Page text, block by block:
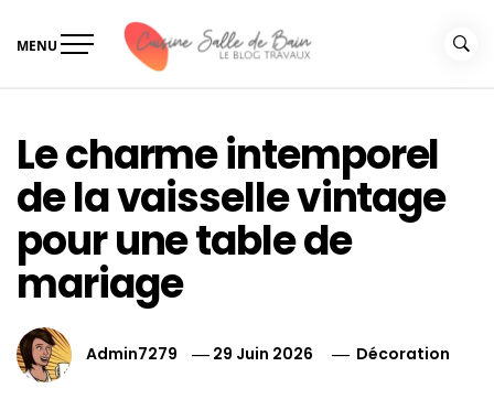
MENU
Le charme intemporel
de la vaisselle vintage
pour une table de
mariage
Admin7279 29 Juin 2026 Décoration